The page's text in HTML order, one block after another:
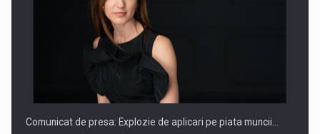
Hard Enduro Piatra Craiului 2026, fueled by benzinariile RO…
Comunicat de presa: Explozie de aplicari pe piata muncii…